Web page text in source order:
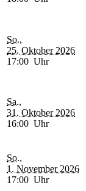
So.,
25. Oktober 2026
17:00 Uhr
Sa.,
31. Oktober 2026
16:00 Uhr
So.,
1. November 2026
17:00 Uhr